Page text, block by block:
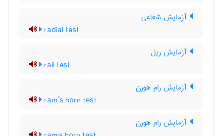
آزمایش شعاعی
radial test
آزمایش ریل
rail test
آزمایش رام هورن
ram’s horn test
آزمایش رام هورن